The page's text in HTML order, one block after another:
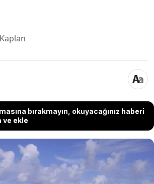
bırakmayın, okuyacağınız haberi
ve ekle
Hantavirüs salgınının paniğini